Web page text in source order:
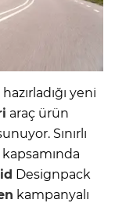
yeni
araç ürün
Sınırlı
Designpack
kampanyalı